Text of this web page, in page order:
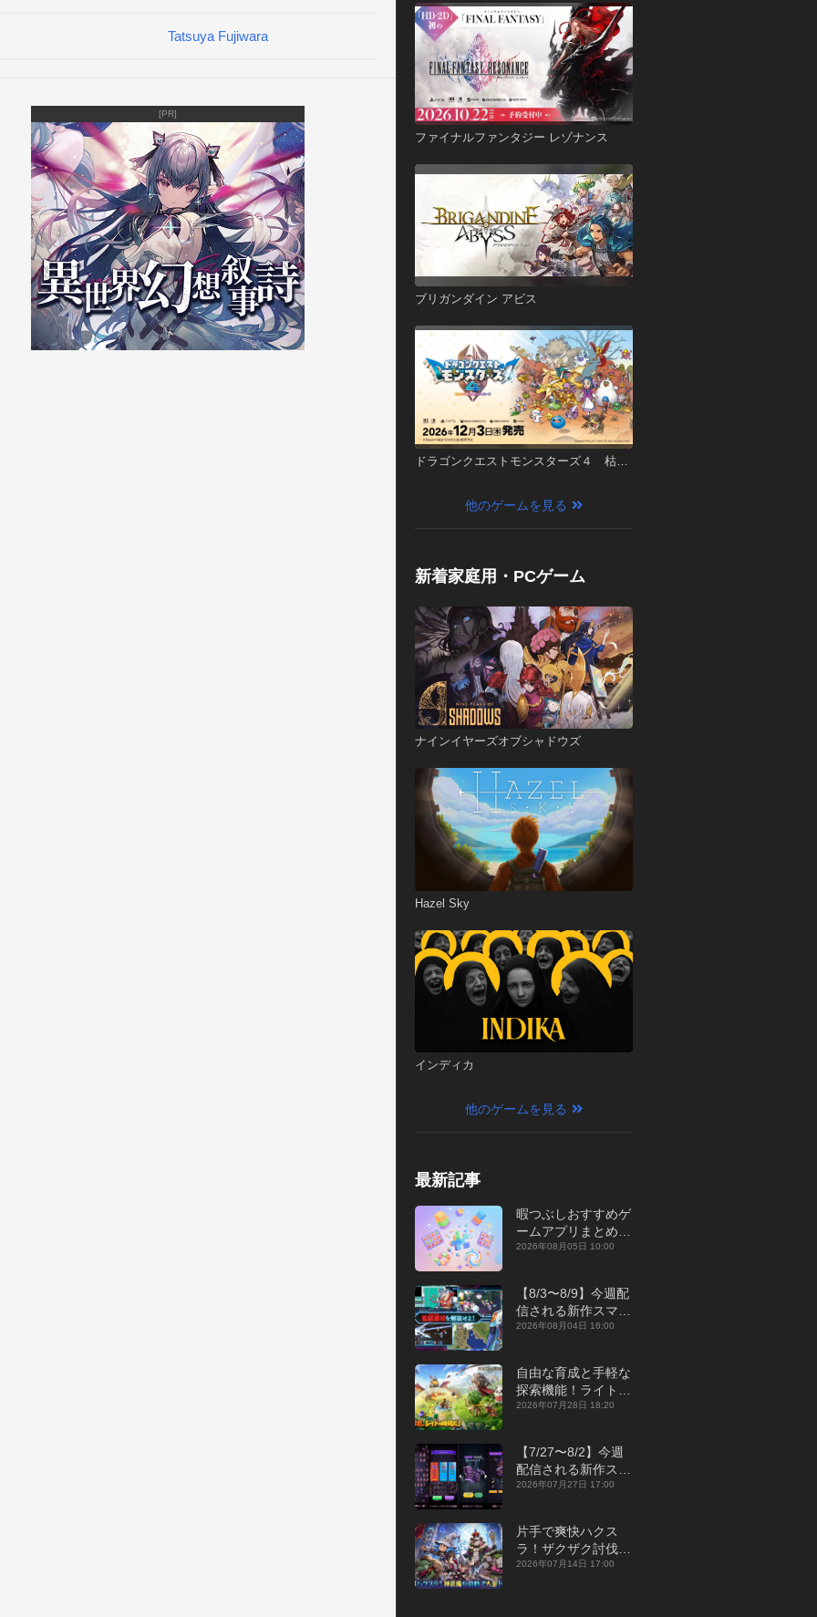
Tatsuya Fujiwara
[PR]
ファイナルファンタジー レゾナンス
ブリガンダイン アビス
ドラゴンクエストモンスターズ４ 枯れ
他のゲームを見る
新着家庭用・PCゲーム
ナインイヤーズオブシャドウズ
Hazel Sky
インディカ
他のゲームを見る
最新記事
暇つぶしおすすめゲ
ームアプリまとめ｜
オフライン対応あり
2026年08月05日 10:00
【8/3〜8/9】今週配
信される新作スマホ
ゲームをまとめてお
2026年08月04日 16:00
自由な育成と手軽な
探索機能！ライトカ
ジュアルMMORPG
P】
2026年07月28日 18:20
【7/27〜8/2】今週
配信される新作スマ
ホゲームをまとめて
2026年07月27日 17:00
片手で爽快ハクス
ラ！ザクザク討伐し
て神装備を集める放
2026年07月14日 17:00